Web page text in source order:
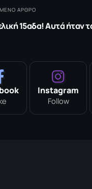
ΑΡΘΡΟ
15αδα! Αυτά ήταν
Instagram
Follow